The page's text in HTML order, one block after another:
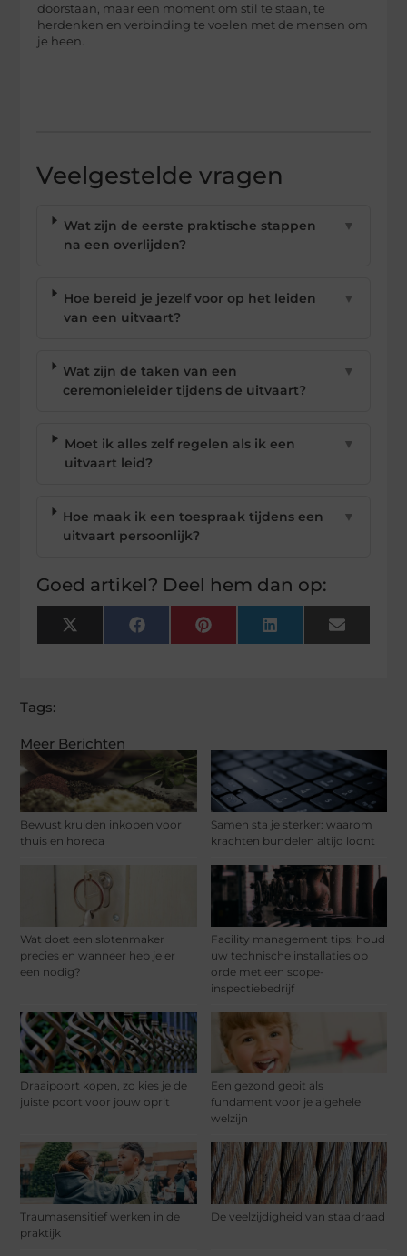
Meer Berichten
Bewust kruiden inkopen voor
thuis en horeca
Samen sta je sterker: waarom
krachten bundelen altijd loont
Wat doet een slotenmaker
precies en wanneer heb je er
een nodig?
Facility management tips: houd
uw technische installaties op
orde met een scope-
inspectiebedrijf
Draaipoort kopen, zo kies je de
juiste poort voor jouw oprit
Een gezond gebit als
fundament voor je algehele
welzijn
Traumasensitief werken in de
praktijk
De veelzijdigheid van staaldraad
doorstaan, maar een moment om stil te staan, te
herdenken en verbinding te voelen met de mensen om
je heen.
Veelgestelde vragen
Wat zijn de eerste praktische stappen
na een overlijden?
▼
Hoe bereid je jezelf voor op het leiden
van een uitvaart?
▼
Wat zijn de taken van een
ceremonieleider tijdens de uitvaart?
▼
Moet ik alles zelf regelen als ik een
uitvaart leid?
▼
Hoe maak ik een toespraak tijdens een
uitvaart persoonlijk?
▼
Goed artikel? Deel hem dan op:
X
(Twitter)
FacebookPinterest LinkedIn Email
Tags: